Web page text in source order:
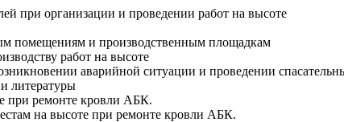
при организации и проведении работ на высоте
помещениям и производственным площадкам
работ на высоте
аварийной ситуации и проведении
литературы
при ремонте кровли АБК.
на высоте при ремонте кровли АБК.